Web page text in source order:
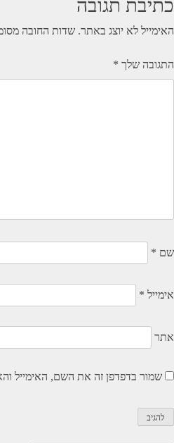
כתיבת תגובה
האימייל לא יוצג באתר. שדות החובה
התגובה שלך *
שם *
אימייל *
אתר
שמור בדפדפן זה את השם, האימייל